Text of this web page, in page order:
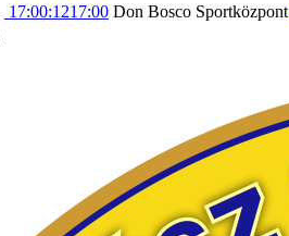
17:00:1217:00 Don Bosco Sportközpont